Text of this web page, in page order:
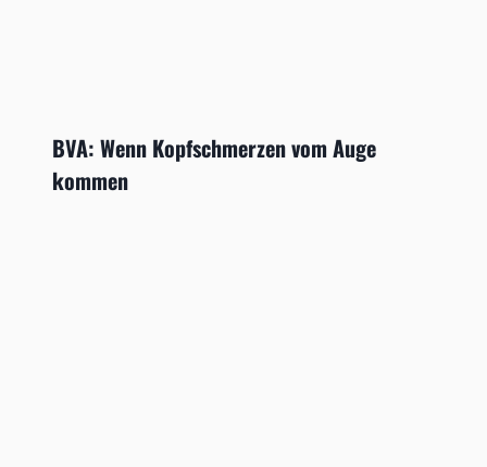
BVA: Wenn Kopfschmerzen vom Auge
kommen